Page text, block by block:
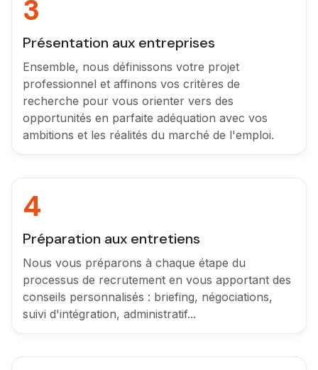
3
Présentation aux entreprises
Ensemble, nous définissons votre projet
professionnel et affinons vos critères de
recherche pour vous orienter vers des
opportunités en parfaite adéquation avec vos
ambitions et les réalités du marché de l'emploi.
4
Préparation aux entretiens
Nous vous préparons à chaque étape du
processus de recrutement en vous apportant des
conseils personnalisés : briefing, négociations,
suivi d'intégration, administratif...